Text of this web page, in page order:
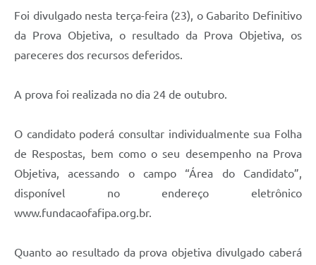
Foi divulgado nesta terça-feira (23), o Gabarito Definitivo
da Prova Objetiva, o resultado da Prova Objetiva, os
pareceres dos recursos deferidos.
A prova foi realizada no dia 24 de outubro.
O candidato poderá consultar individualmente sua Folha
de Respostas, bem como o seu desempenho na Prova
Objetiva, acessando o campo “Área do Candidato”,
disponível no endereço eletrônico
www.fundacaofafipa.org.br.
Quanto ao resultado da prova objetiva divulgado caberá